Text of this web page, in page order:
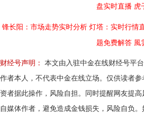
盘实时直播 虎
锋长阳：市场走势实时分析 灯塔：实时行情
题免费解答 風
财经号声明：
本文由入驻中金在线财经号平
作者本人，不代表中金在线立场。仅供读者
资者据此操作，风险自担。同时提醒网友提
自媒体作者，避免造成金钱损失，风险自负